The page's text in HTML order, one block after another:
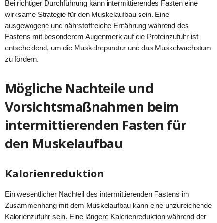
Bei richtiger Durchführung kann intermittierendes Fasten eine
wirksame Strategie für den Muskelaufbau sein. Eine
ausgewogene und nährstoffreiche Ernährung während des
Fastens mit besonderem Augenmerk auf die Proteinzufuhr ist
entscheidend, um die Muskelreparatur und das Muskelwachstum
zu fördern.
Mögliche Nachteile und
Vorsichtsmaßnahmen beim
intermittierenden Fasten für
den Muskelaufbau
Kalorienreduktion
Ein wesentlicher Nachteil des intermittierenden Fastens im
Zusammenhang mit dem Muskelaufbau kann eine unzureichende
Kalorienzufuhr sein. Eine längere Kalorienreduktion während der